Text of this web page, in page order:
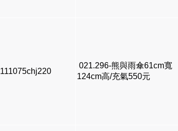
111075chj220
021.296-熊與雨傘61cm寬
124cm高/充氣550元